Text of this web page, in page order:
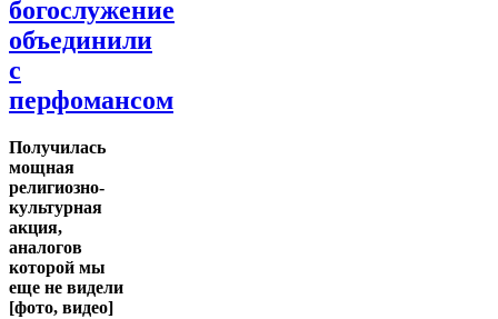
богослужение
объединили
с
перфомансом
Получилась
мощная
религиозно-
культурная
акция,
аналогов
которой мы
еще не видели
[фото, видео]